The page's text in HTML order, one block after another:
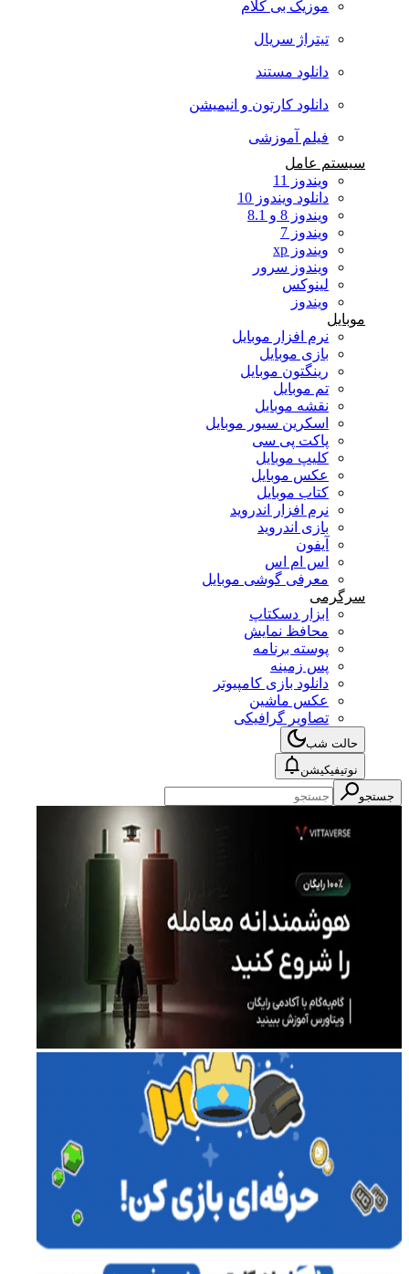
موزیک بی کلام
تیتراژ سریال
دانلود مستند
دانلود کارتون و انیمیشن
فیلم آموزشی
سیستم عامل
ویندوز 11
دانلود ویندوز 10
ویندوز 8 و 8.1
ویندوز 7
ویندوز xp
ویندوز سرور
لینوکس
ویندوز
موبایل
نرم افزار موبایل
بازی موبایل
رینگتون موبایل
تم موبایل
نقشه موبایل
اسکرین سیور موبایل
پاکت پی سی
کلیپ موبایل
عکس موبایل
کتاب موبایل
نرم افزار اندروید
بازی اندروید
آیفون
اس ام اس
معرفی گوشی موبایل
سرگرمی
ابزار دسکتاپ
محافظ نمایش
پوسته برنامه
پس زمینه
دانلود بازی کامپیوتر
عکس ماشین
تصاویر گرافیکی
حالت شب
نوتیفیکیشن
جستجو